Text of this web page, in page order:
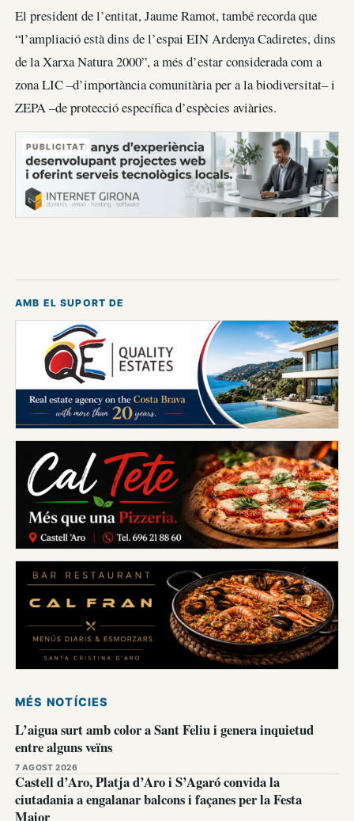
El president de l’entitat, Jaume Ramot, també recorda que
“l’ampliació està dins de l’espai EIN Ardenya Cadiretes, dins
de la Xarxa Natura 2000”, a més d’estar considerada com a
zona LIC –d’importància comunitària per a la biodiversitat– i
ZEPA –de protecció específica d’espècies aviàries.
PUBLICITAT
AMB EL SUPORT DE
MÉS NOTÍCIES
L’aigua surt amb color a Sant Feliu i genera inquietud
entre alguns veïns
7 AGOST 2026
Castell d’Aro, Platja d’Aro i S’Agaró convida la
ciutadania a engalanar balcons i façanes per la Festa
Major